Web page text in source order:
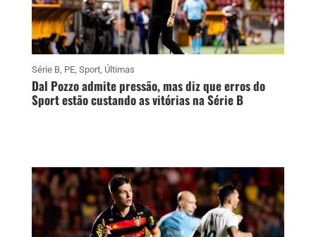
Série B, PE, Sport, Últimas
Dal Pozzo admite pressão, mas diz que erros do
Sport estão custando as vitórias na Série B